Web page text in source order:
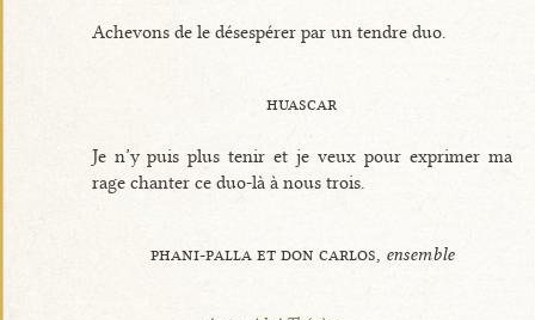
Achevons de le désespérer par un tendre duo.
huascar
Je n’y puis plus tenir et je veux pour exprimer ma
rage chanter ce duo-là à nous trois.
phani-palla et don carlos, ensemble